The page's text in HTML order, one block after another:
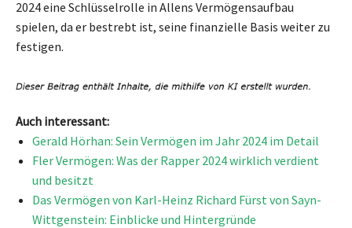
2024 eine Schlüsselrolle in Allens Vermögensaufbau
spielen, da er bestrebt ist, seine finanzielle Basis weiter zu
festigen.
Auch interessant:
Gerald Hörhan: Sein Vermögen im Jahr 2024 im Detail
Fler Vermögen: Was der Rapper 2024 wirklich verdient
und besitzt
Das Vermögen von Karl-Heinz Richard Fürst von Sayn-
Wittgenstein: Einblicke und Hintergründe